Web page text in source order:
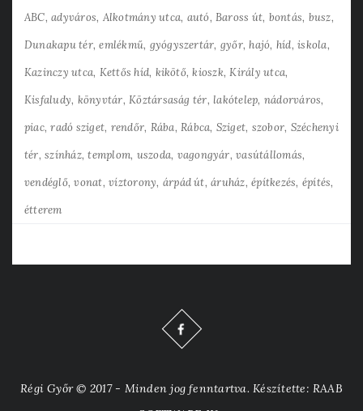
ABC adyváros Alkotmány utca autó Baross út bontás busz
Dunakapu tér emlékmű gyógyszertár győr hajó híd iskola
Kazinczy utca Kettős híd kikötő kioszk Király utca
Kisfaludy könyvtár Köztársaság tér lakótelep nádorváros
piac radó sziget rendőr Rába Rábca Sziget szobor Széchenyi
tér színház templom uszoda vagongyár vasútállomás
vendéglő vonat víztorony árpád út áruház építkezés építés
étterem
Régi Győr © 2017 - Minden jog fenntartva. Készítette: RAAB